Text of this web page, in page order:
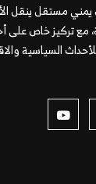
مستقل ينقل
مع تركيز خاص على
السياسية